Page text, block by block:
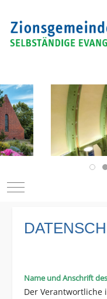
Mobile Menu Toggle
Name und Anschrift
Der Verantwortliche